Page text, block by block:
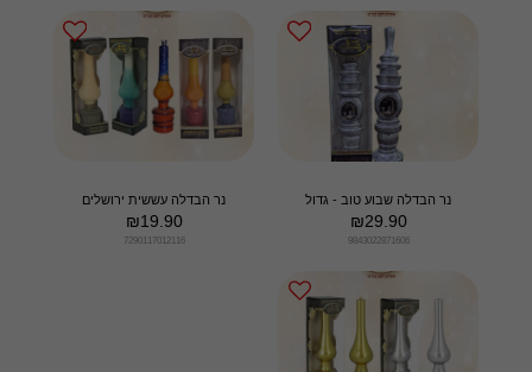
נר הבדלה שבוע טוב - גדול
₪29.90
9843022871606
נר הבדלה עששית ירושלים
₪19.90
7290117012116